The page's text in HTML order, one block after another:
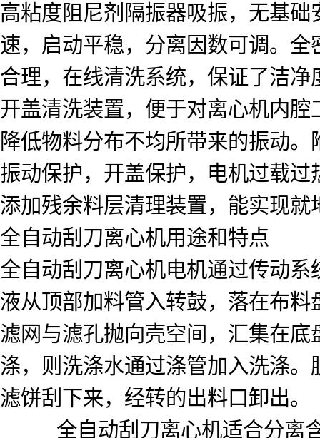
高粘度阻尼剂隔振器吸振，无基
速，启动平稳，分离因数可调。
合理，在线清洗系统，保证了洁
开盖清洗装置，便于对离心机内
降低物料分布不均所带来的振动
振动保护，开盖保护，电机过载过
添加残余料层清理装置，能实现
全自动刮刀离心机用途和特点
全自动刮刀离心机电机通过传动
液从顶部加料管入转鼓，落在布
滤网与滤孔抛向壳空间，汇集在
涤，则洗涤水通过涤管加入洗涤
滤饼刮下来，经转的出料口卸出。
全自动刮刀离心机适合分离含